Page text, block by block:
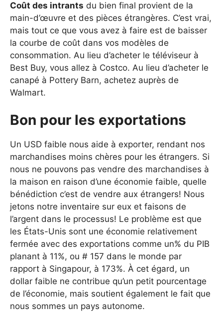
Coût des intrants du bien final provient de la
main-d’œuvre et des pièces étrangères. C’est vrai,
mais tout ce que vous avez à faire est de baisser
la courbe de coût dans vos modèles de
consommation. Au lieu d’acheter le téléviseur à
Best Buy, vous allez à Costco. Au lieu d’acheter le
canapé à Pottery Barn, achetez auprès de
Walmart.
Bon pour les exportations
Un USD faible nous aide à exporter, rendant nos
marchandises moins chères pour les étrangers. Si
nous ne pouvons pas vendre des marchandises à
la maison en raison d’une économie faible, quelle
bénédiction c’est de vendre aux étrangers! Nous
jetons notre inventaire sur eux et faisons de
l’argent dans le processus! Le problème est que
les États-Unis sont une économie relativement
fermée avec des exportations comme un% du PIB
planant à 11%, ou # 157 dans le monde par
rapport à Singapour, à 173%. À cet égard, un
dollar faible ne contribue qu’un petit pourcentage
de l’économie, mais soutient également le fait que
nous sommes un pays autonome.